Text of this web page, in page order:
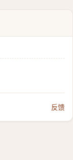
反馈